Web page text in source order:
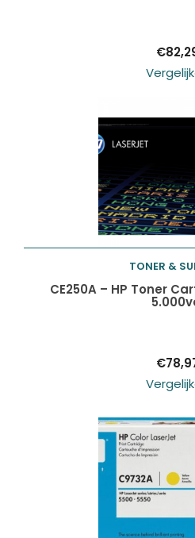
€
Toevoegen
TONER &
CE250A – HP Toner
€